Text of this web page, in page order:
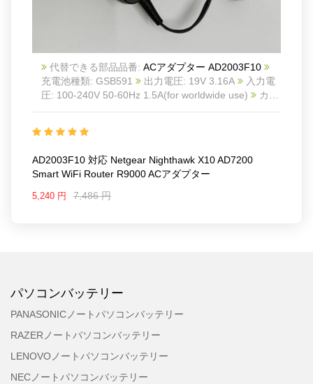
代替できる部品品番: ACアダプター AD2003F10
充電池種類: GSB591
出力電圧: 19V 3.16A
圧: 100-240V 50-60Hz 1.5A(for worldwide use)
カラ
互換品番: AD2003F10 332-10631-01
R8300 R7900P R8000P C7800 EX8000 Wi-Fi Router
Nighthawk C7500, C7800, R7850, R7960P R8900,
R9000, RAX120, RAX75, RAX80, XR700; Orbi
AD2003F10 対応 Netgear Nighthawk X10 AD7200
Smart WiFi Router R9000 ACアダプター
5,240 円 7,486 円
パソコンバッテリー
PANASONICノートパソコンバッテリー
RAZERノートパソコンバッテリー
LENOVOノートパソコンバッテリー
NECノートパソコンバッテリー